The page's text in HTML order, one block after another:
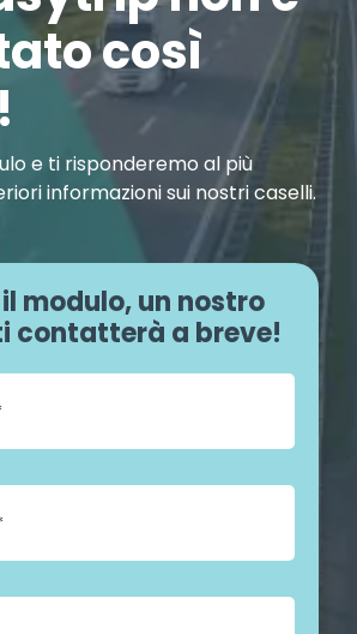
così
e ti risponderemo al più
informazioni sui nostri caselli.
modulo, un nostro
contatterà a breve!